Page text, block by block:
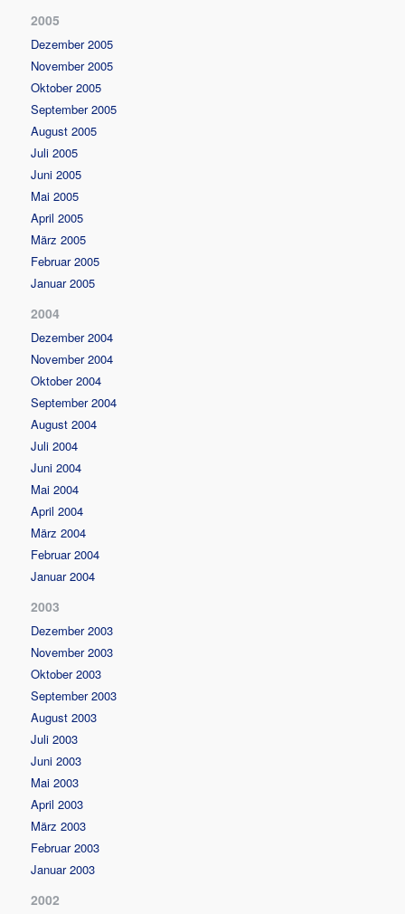
2005
Dezember 2005
November 2005
Oktober 2005
September 2005
August 2005
Juli 2005
Juni 2005
Mai 2005
April 2005
März 2005
Februar 2005
Januar 2005
2004
Dezember 2004
November 2004
Oktober 2004
September 2004
August 2004
Juli 2004
Juni 2004
Mai 2004
April 2004
März 2004
Februar 2004
Januar 2004
2003
Dezember 2003
November 2003
Oktober 2003
September 2003
August 2003
Juli 2003
Juni 2003
Mai 2003
April 2003
März 2003
Februar 2003
Januar 2003
2002